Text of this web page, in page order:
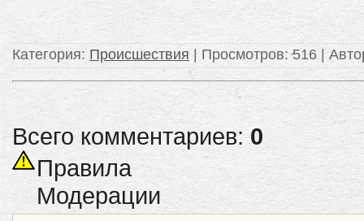
Категория: Происшествия Просмотров: 516 |
Всего комментариев:0
Правила
Модерации